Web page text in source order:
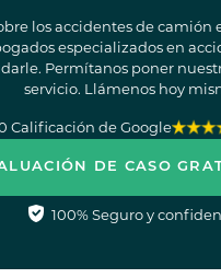
los accidentes de camión
especializados en
Permítanos poner
servicio. Llámenos hoy
DE CASO
100% Seguro y
Calificación de Google